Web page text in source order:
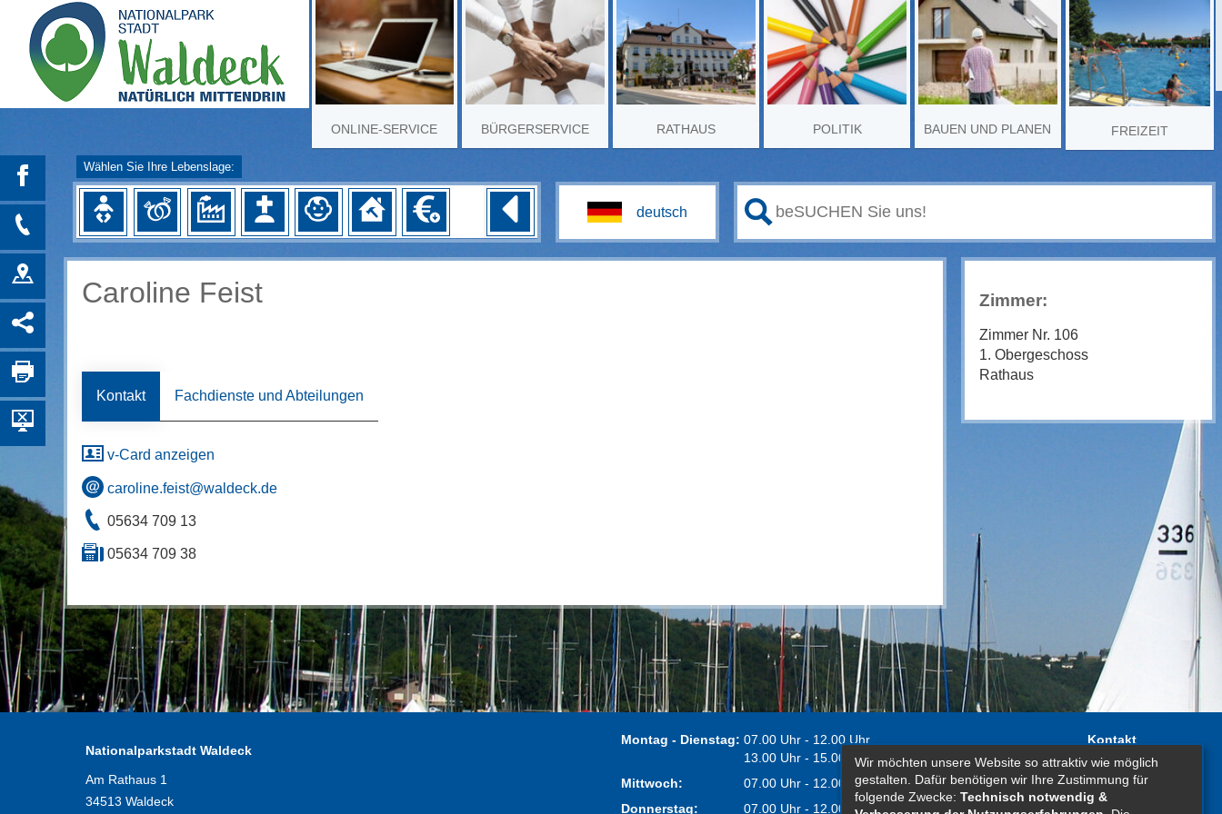
ONLINE-SERVICE BÜRGERSERVICE RATHAUS POLITIK BAUEN UND PLANEN FREIZEIT
Wählen Sie Ihre Lebenslage:
Caroline Feist
Kontakt Fachdienste und Abteilungen
v-Card anzeigen
caroline.feist@waldeck.de
05634 709 13
05634 709 38
Zimmer:
Zimmer Nr. 106
1. Obergeschoss
Rathaus
Nationalparkstadt Waldeck
Am Rathaus 1
34513 Waldeck
Montag - Dienstag: 07.00 Uhr - 12.00 Uhr
13.00 Uhr - 15.00 Uhr
Mittwoch:
07.00 Uhr - 12.00 Uhr
Donnerstag:
07.00 Uhr - 12.00 Uhr
Kontakt
Impressum
Erklärung zur
Barrierefreiheit
Wir möchten unsere Website so attraktiv wie möglich
gestalten. Dafür benötigen wir Ihre Zustimmung für
folgende Zwecke: Technisch notwendig &